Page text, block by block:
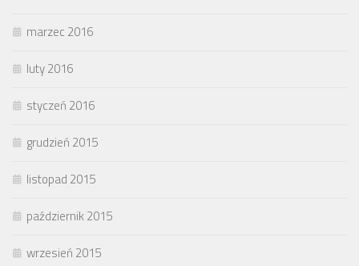
marzec 2016
luty 2016
styczeń 2016
grudzień 2015
listopad 2015
październik 2015
wrzesień 2015